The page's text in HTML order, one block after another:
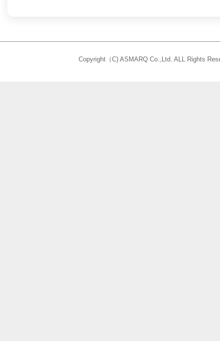
Copyright（C) ASMARQ Co.,Ltd. ALL Rights